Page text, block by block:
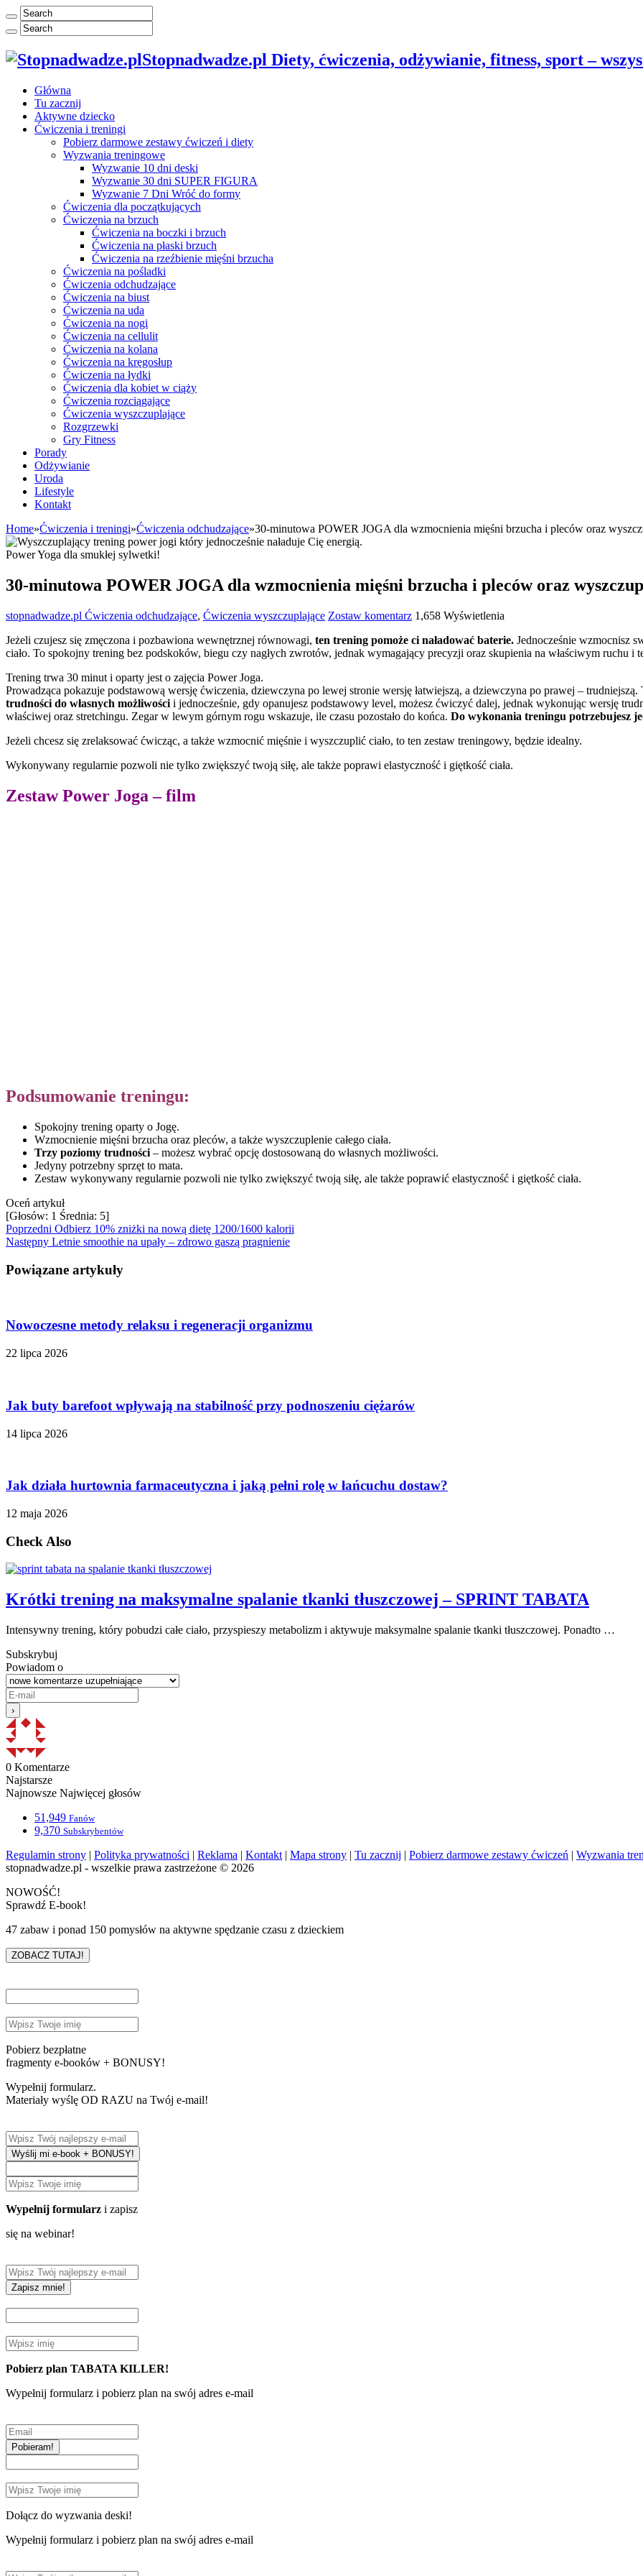
Stopnadwadze.pl Diety, ćwiczenia, odżywianie, fitness, sport –
Główna
Tu zacznij
Aktywne dziecko
Ćwiczenia i treningi
Pobierz darmowe zestawy ćwiczeń i diety
Wyzwania treningowe
Wyzwanie 10 dni deski
Wyzwanie 30 dni SUPER FIGURA
Wyzwanie 7 Dni Wróć do formy
Ćwiczenia dla początkujących
Ćwiczenia na brzuch
Ćwiczenia na boczki i brzuch
Ćwiczenia na płaski brzuch
Ćwiczenia na rzeźbienie mięśni brzucha
Ćwiczenia na pośladki
Ćwiczenia odchudzające
Ćwiczenia na biust
Ćwiczenia na uda
Ćwiczenia na nogi
Ćwiczenia na cellulit
Ćwiczenia na kolana
Ćwiczenia na kręgosłup
Ćwiczenia na łydki
Ćwiczenia dla kobiet w ciąży
Ćwiczenia rozciągające
Ćwiczenia wyszczuplające
Rozgrzewki
Gry Fitness
Porady
Odżywianie
Uroda
Lifestyle
Kontakt
Home»Ćwiczenia i treningi»Ćwiczenia odchudzające»30-minutowa POWER JOGA dla wzmocnienia mięśni brzucha i pleców oraz
Power Yoga dla smukłej sylwetki!
30-minutowa POWER JOGA dla wzmocnienia mięśni brzucha i pleców oraz
stopnadwadze.pl Ćwiczenia odchudzające, Ćwiczenia wyszczuplające Zostaw komentarz 1,658 Wyświetlenia
Jeżeli czujesz się zmęczona i pozbawiona wewnętrznej równowagi, ten trening pomoże ci naładować baterie. Jednocześnie wzmocnisz
ciało. To spokojny trening bez podskoków, biegu czy nagłych zwrotów, jednak wymagający precyzji oraz skupienia na właściwym ruchu i
Trening trwa 30 minut i oparty jest o zajęcia Power Joga.
Prowadząca pokazuje podstawową wersję ćwiczenia, dziewczyna po lewej stronie wersję łatwiejszą, a dziewczyna po prawej –
trudności do własnych możliwości i jednocześnie, gdy opanujesz podstawowy level, możesz ćwiczyć dalej, jednak wykonując wersję
właściwej oraz stretchingu. Zegar w lewym górnym rogu wskazuje, ile czasu pozostało do końca. Do wykonania treningu potrzebujesz
Jeżeli chcesz się zrelaksować ćwicząc, a także wzmocnić mięśnie i wyszczuplić ciało, to ten zestaw treningowy, będzie idealny.
Wykonywany regularnie pozwoli nie tylko zwiększyć twoją siłę, ale także poprawi elastyczność i giętkość ciała.
Zestaw Power Joga – film
Podsumowanie treningu:
Spokojny trening oparty o Jogę.
Wzmocnienie mięśni brzucha oraz pleców, a także wyszczuplenie całego ciała.
Trzy poziomy trudności – możesz wybrać opcję dostosowaną do własnych możliwości.
Jedyny potrzebny sprzęt to mata.
Zestaw wykonywany regularnie pozwoli nie tylko zwiększyć twoją siłę, ale także poprawić elastyczność i giętkość ciała.
Oceń artykuł
[Głosów: 1 Średnia: 5]
Poprzedni Odbierz 10% zniżki na nową dietę 1200/1600 kalorii
Następny Letnie smoothie na upały – zdrowo gaszą pragnienie
Powiązane artykuły
Nowoczesne metody relaksu i regeneracji organizmu
22 lipca 2026
Jak buty barefoot wpływają na stabilność przy podnoszeniu ciężarów
14 lipca 2026
Jak działa hurtownia farmaceutyczna i jaką pełni rolę w łańcuchu dostaw?
12 maja 2026
Check Also
Krótki trening na maksymalne spalanie tkanki tłuszczowej – SPRINT TABATA
Intensywny trening, który pobudzi całe ciało, przyspieszy metabolizm i aktywuje maksymalne spalanie tkanki tłuszczowej. Ponadto …
Subskrybuj
Powiadom o
0 Komentarze
Najstarsze
Najnowsze Najwięcej głosów
51,949 Fanów
9,370 Subskrybentów
Regulamin strony | Polityka prywatności | Reklama | Kontakt | Mapa strony | Tu zacznij | Pobierz darmowe zestawy ćwiczeń | Wyzwania
stopnadwadze.pl - wszelkie prawa zastrzeżone © 2026
NOWOŚĆ!
Sprawdź E-book!
47 zabaw i ponad 150 pomysłów na aktywne spędzanie czasu z dzieckiem
ZOBACZ TUTAJ!
Pobierz bezpłatne
fragmenty e-booków + BONUSY!
Wypełnij formularz.
Materiały wyślę OD RAZU na Twój e-mail!
Wyślij mi e-book + BONUSY!
Wypełnij formularz i zapisz
się na webinar!
Zapisz mnie!
Pobierz plan TABATA KILLER!
Wypełnij formularz i pobierz plan na swój adres e-mail
Pobieram!
Dołącz do wyzwania deski!
Wypełnij formularz i pobierz plan na swój adres e-mail